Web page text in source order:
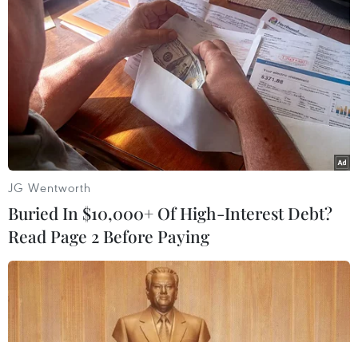
người thiệt mạng
16/12/2019 03:54
Người phát ngôn lực lượng cứu hộ Bangladesh Zillur
Rahman cho biết vụ hỏa hoản đã thiêu rụi nhà máy sản
xuất quạt ở quận Gazipur, ngoại ô thủ đô Dhaka.
JG Wentworth
Buried In $10,000+ Of High-Interest Debt?
Read Page 2 Before Paying